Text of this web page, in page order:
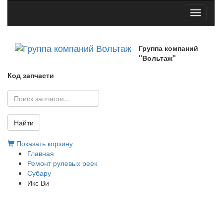
Toggle
Группа компаний
"Вольтаж"
Код запчасти
Найти
Показать корзину
Главная
Ремонт рулевых реек
Субару
Икс Ви